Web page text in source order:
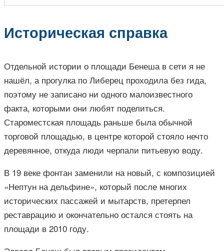
Историческая справка
Отдельной истории о площади Бенеша в сети я не
нашёл, а прогулка по Либерец проходила без гида,
поэтому не записано ни одного малоизвестного
факта, которыми они любят поделиться.
Староместская площадь раньше была обычной
торговой площадью, в центре которой стояло нечто
деревянное, откуда люди черпали питьевую воду.
В 19 веке фонтан заменили на новый, с композицией
«Нептун на дельфине», который после многих
исторических пассажей и мытарств, претерпел
реставрацию и окончательно остался стоять на
площади в 2010 году.